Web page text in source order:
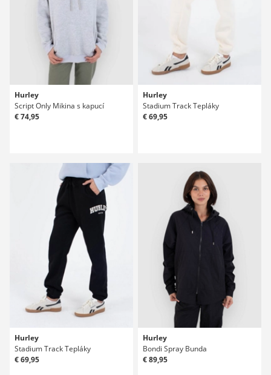
Hurley
Script Only Mikina s kapucí
€ 74,95
Hurley
Stadium Track Tepláky
€ 69,95
Hurley
Stadium Track Tepláky
€ 69,95
Hurley
Bondi Spray Bunda
€ 89,95